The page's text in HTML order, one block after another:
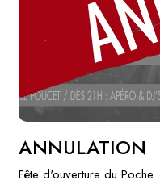
ANNULATION
Fête d'ouverture du Poche